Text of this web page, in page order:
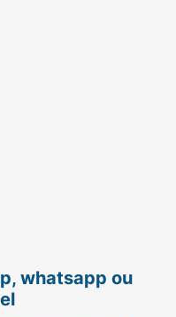
whatsapp ou